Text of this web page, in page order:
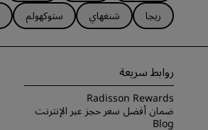
ريجا
شنغهاي ستوكهولم
روابط سريعة
Radisson Rewards
ضمان أفضل سعر حجز عبر الإنترنت
Blog